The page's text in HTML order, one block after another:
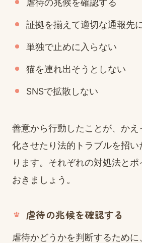
証拠を揃えて適切な通報先
単独で止めに入らない
猫を連れ出そうとしない
SNSで拡散しない
善意から行動したことが、か
化させたり法的トラブルを招
ります。それぞれの対処法と
おきましょう。
虐待の兆候を確認する
虐待かどうかを判断するために